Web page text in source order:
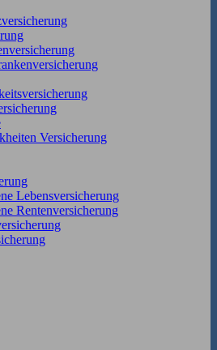
Versicherung
Lebensversicherung
Rentenversicherung